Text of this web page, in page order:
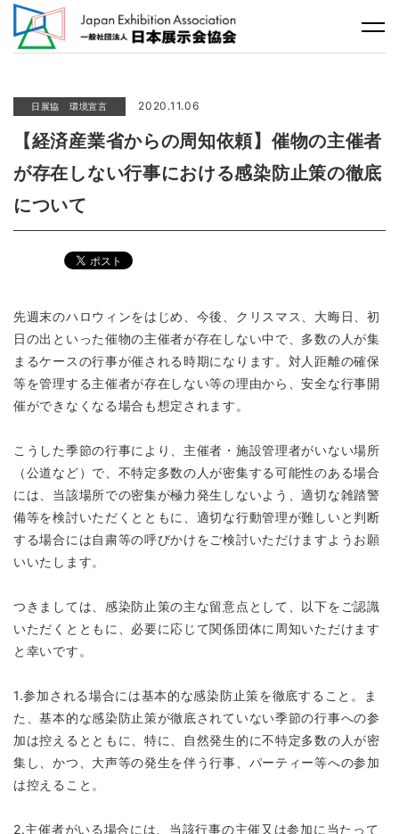
日展協 環境宣言 2020.11.06
【経済産業省からの周知依頼】催物の主催者
が存在しない行事における感染防止策の徹底
について
先週末のハロウィンをはじめ、今後、クリスマス、大晦日、初
日の出といった催物の主催者が存在しない中で、多数の人が集
まるケースの行事が催される時期になります。対人距離の確保
等を管理する主催者が存在しない等の理由から、安全な行事開
催ができなくなる場合も想定されます。
こうした季節の行事により、主催者・施設管理者がいない場所
（公道など）で、不特定多数の人が密集する可能性のある場合
には、当該場所での密集が極力発生しないよう、適切な雑踏警
備等を検討いただくとともに、適切な行動管理が難しいと判断
する場合には自粛等の呼びかけをご検討いただけますようお願
いいたします。
つきましては、感染防止策の主な留意点として、以下をご認識
いただくとともに、必要に応じて関係団体に周知いただけます
と幸いです。
1.参加される場合には基本的な感染防止策を徹底すること。ま
た、基本的な感染防止策が徹底されていない季節の行事への参
加は控えるとともに、特に、自然発生的に不特定多数の人が密
集し、かつ、大声等の発生を伴う行事、パーティー等への参加
は控えること。
2.主催者がいる場合には、当該行事の主催又は参加に当たって